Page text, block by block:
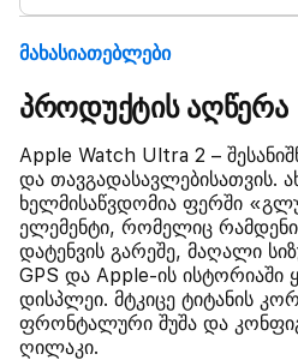
Მახასიათებლები
პროდუქტის აღწერა
Apple Watch Ultra 2 –
და თავგადასავლებისათვის.
ხელმისაწვდომია ფერში
ელემენტი, რომელიც
დატენვის გარეშე, მაღალი
GPS და Apple-ის ისტორიაში
დისპლეი. მტკიცე ტიტანის
ფრონტალური შუშა და
ღილაკი.